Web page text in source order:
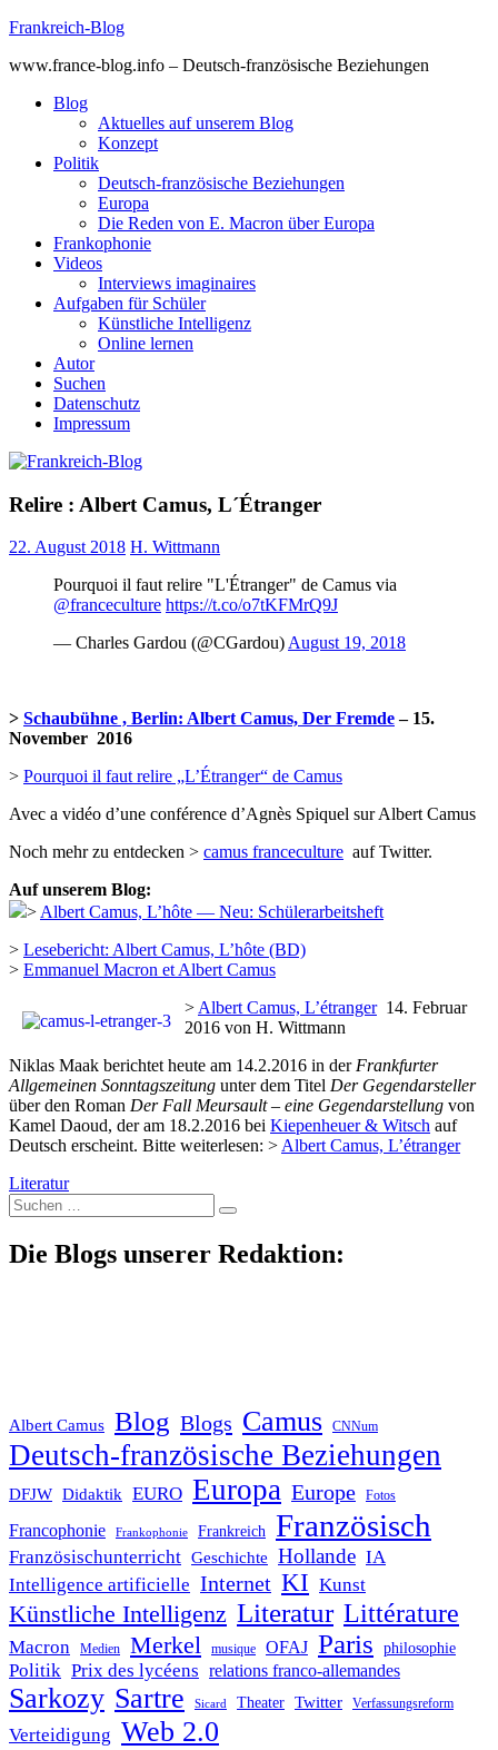
Skip
content
Frankreich-Blog
www.france-blog.info – Deutsch-französische Beziehungen
Blog
Aktuelles auf unserem Blog
Konzept
Politik
Deutsch-französische Beziehungen
Europa
Die Reden von E. Macron über Europa
Frankophonie
Videos
Interviews imaginaires
Aufgaben für Schüler
Künstliche Intelligenz
Online lernen
Autor
Suchen
Datenschutz
Impressum
Relire : Albert Camus, L´Étranger
22. August 2018 H. Wittmann
Pourquoi il faut relire "L'Étranger" de Camus via
@franceculture https://t.co/o7tKFMrQ9J
— Charles Gardou (@CGardou)August 19, 2018
> Schaubühne , Berlin: Albert Camus, Der Fremde– 15.
November 2016
> Pourquoi il faut relire „L’Étranger“ de Camus
Avec a vidéo d’une conférence d’Agnès Spiquel sur Albert Camus
Noch mehr zu entdecken > camus franceculture auf Twitter.
Auf unserem Blog:
>Albert Camus, L’hôte — Neu: Schülerarbeitsheft
> Lesebericht: Albert Camus, L’hôte (BD)
> Emmanuel Macron et Albert Camus
>Albert Camus, L’étranger14. Februar
2016 von H. Wittmann
Niklas Maak berichtet heute am 14.2.2016 in derFrankfurter
Allgemeinen Sonntagszeitung unter dem Titel Der Gegendarsteller
über den Roman Der Fall Meursault – eine Gegendarstellung von
Kamel Daoud, der am 18.2.2016 bei Kiepenheuer & Witsch auf
Deutsch erscheint. Bitte weiterlesen: >Albert Camus, L’étranger
Literatur
Suche
nach:
Die Blogs unserer Redaktion:
Albert Camus Blog Blogs Camus CNNum
Deutsch-französische Beziehungen
DFJW Didaktik EURO Europa Europe Fotos
Francophonie Frankophonie Frankreich Französisch
Französischunterricht Geschichte Hollande IA
Intelligence artificielle Internet KI Kunst
Künstliche Intelligenz Literatur Littérature
Macron Medien Merkel musique OFAJ Paris philosophie
Politik Prix des lycéens relations franco-allemandes
Sarkozy Sartre Sicard Theater Twitter Verfassungsreform
Verteidigung Web 2.0